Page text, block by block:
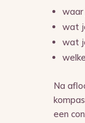
waar
wat
wat
Na
een